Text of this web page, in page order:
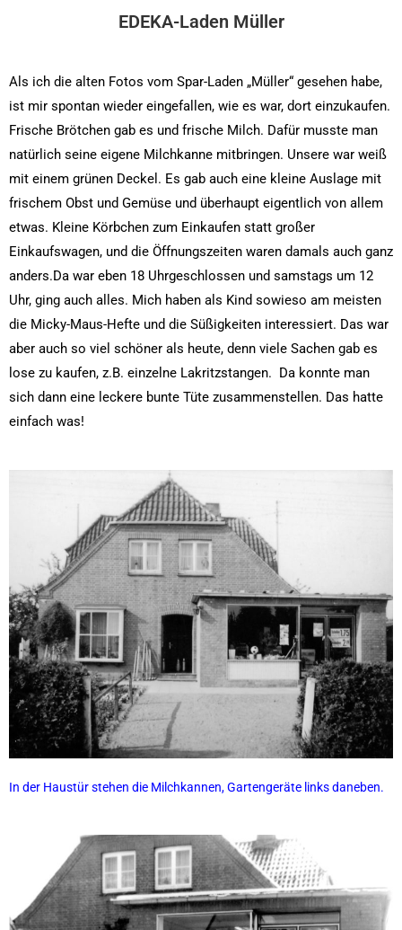
EDEKA-Laden Müller
Als ich die alten Fotos vom Spar-Laden „Müller“ gesehen habe,
ist mir spontan wieder eingefallen, wie es war, dort einzukaufen.
Frische Brötchen gab es und frische Milch. Dafür musste man
natürlich seine eigene Milchkanne mitbringen. Unsere war weiß
mit einem grünen Deckel. Es gab auch eine kleine Auslage mit
frischem Obst und Gemüse und überhaupt eigentlich von allem
etwas. Kleine Körbchen zum Einkaufen statt großer
Einkaufswagen, und die Öffnungszeiten waren damals auch ganz
anders.Da war eben 18 Uhrgeschlossen und samstags um 12
Uhr, ging auch alles. Mich haben als Kind sowieso am meisten
die Micky-Maus-Hefte und die Süßigkeiten interessiert. Das war
aber auch so viel schöner als heute, denn viele Sachen gab es
lose zu kaufen, z.B. einzelne Lakritzstangen. Da konnte man
sich dann eine leckere bunte Tüte zusammenstellen. Das hatte
einfach was!
In der Haustür stehen die Milchkannen, Gartengeräte links daneben.